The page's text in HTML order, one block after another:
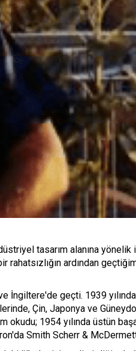
tasarım alanına
ardından
İngiltere'de geçti. 1939
Çin, Japonya ve
1954 yılında üstün
Smith Scherr & McDermett